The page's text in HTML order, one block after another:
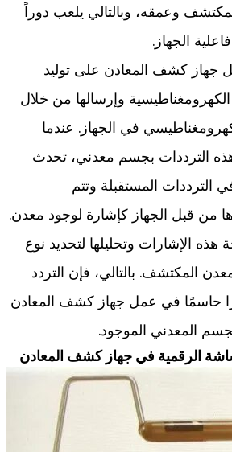
وعمقه، وبالتالي يلعب دوراً
الجهاز.
جهاز كشف المعادن على توليد
الكهرومغناطيسية وإرسالها من خلال
في الجهاز. عندما
الترددات بجسم معدني، تحدث
الترددات المستقبلة وتتم
من قبل الجهاز كإشارة لوجود معدن.
هذه الإشارات وتحليلها لتحديد نوع
المكتشف. بالتالي، فإن التردد
حاسمًا في عمل جهاز كشف المعادن
المعدني الموجود.
الرقمية في جهاز كشف المعادن